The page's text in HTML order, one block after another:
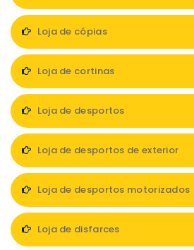
Loja de cópias
Loja de cortinas
Loja de desportos
Loja de desportos de exterior
Loja de desportos motorizados
Loja de disfarces